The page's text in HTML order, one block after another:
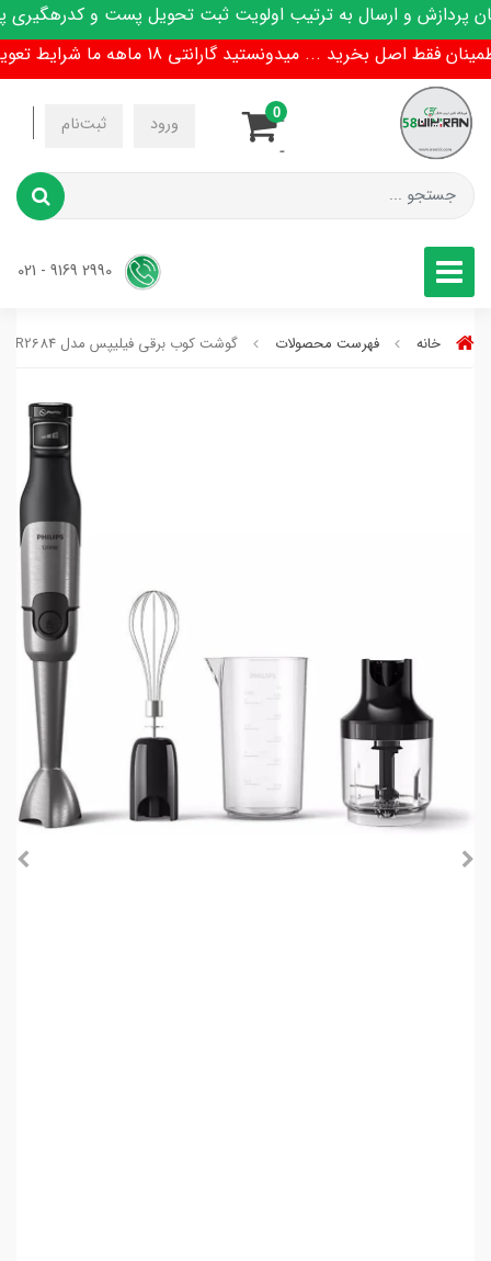
و ارسال به ترتیب اولویت ثبت تحویل پست و کدرهگیری
اصل بخرید ... میدونستید گارانتی 18 ماهه ما شرایط تعویض هم داره !
ورود ثبت‌نام
-
-
0
خانه فهرست محصولات گوشت کوب برقی فیلیپس مدل HR2684